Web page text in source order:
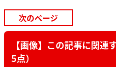
次のページ
【画像】この記事に関連
5点）